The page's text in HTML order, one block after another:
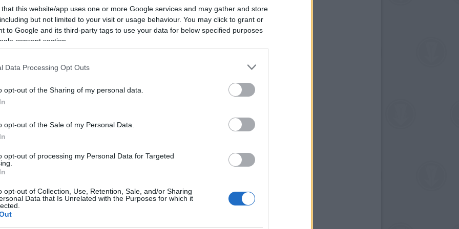
this website/app uses one or more Google services and may gather and store
but not limited to your visit or usage behaviour. You may click to grant or
to Google and its third-party tags to use your data for below specified purposes
consent section.
Data Processing Opt Outs
opt-out of the Sharing of my personal data.
opt-out of the Sale of my Personal Data.
opt-out of processing my Personal Data for Targeted
opt-out of Collection, Use, Retention, Sale, and/or Sharing
Data that Is Unrelated with the Purposes for which it
fotó: nme.com
slágerek közül elhangzott a
- és talán a legnagyobb üdvrivalgással fogatott -
meg, mivel együttes 44 év után tért vissza a
1969 júliusában - két nappal az alapító tag
rocktörténeti eseményként számon tartott
előtt. A szombat esti londoni fellépésre
közötti árakon hirdették meg a jegyeket, ám
abban, hogy rekordidő alatt szétkapkodják az
szerint a hatvanezer jegy az internetes
perccel elfogyott.